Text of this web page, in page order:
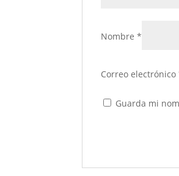
Nombre*
Correo electrónico
Guarda mi